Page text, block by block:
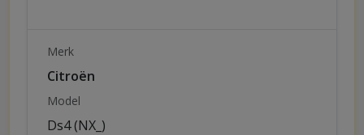
Merk
Citroën
Model
Ds4 (NX_)